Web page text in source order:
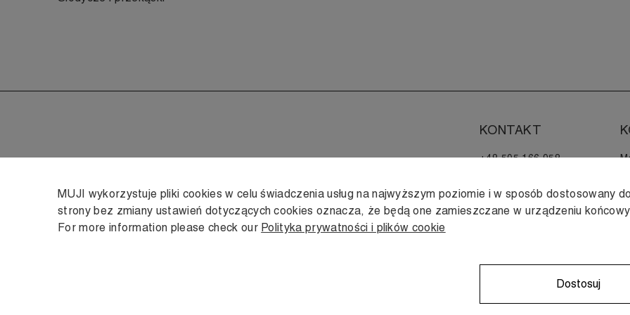
KONTAKT
+48 505 166 958
Infolinia czynna
od poniedziałku do piątku
MUJI wykorzystuje pliki cookies w celu świadczenia usług na najwyższym poziomie i w sposób dostosowany
strony bez zmiany ustawień dotyczących cookies oznacza, że będą one zamieszczane w urządzeniu
For more information please check our Polityka prywatności i plików cookie
Dostosuj